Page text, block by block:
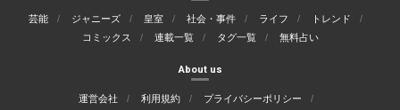
芸能 ジャニーズ 皇室 社会・事件 ライフ
トレンド
コミックス
連載一覧 タグ一覧 無料占い
About us
運営会社 利用規約
プライバシーポリシー